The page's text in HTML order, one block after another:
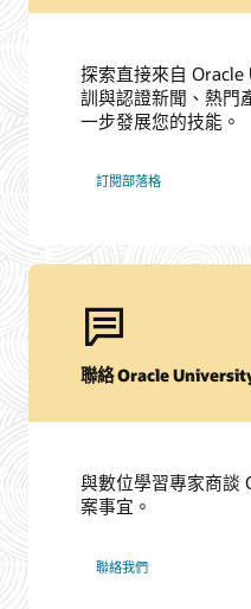
探索直接來自
訓與認證新聞、熱門
一步發展您的技能。
訂閱部落格
聯絡 Oracle
與數位學習專家商談
案事宜。
聯絡我們